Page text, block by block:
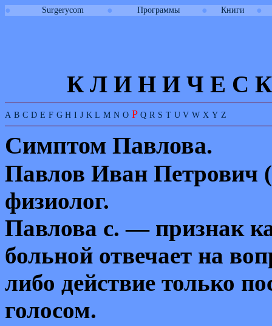
● Surgerycom ● Программы ● Книги ●
К Л И Н И Ч Е С К
A B C D E F G H I J K L M N O P Q R S T U V W X Y Z
Симптом Павлова.
Павлов Иван Петрович
физиолог.
Павлова с. — признак
больной отвечает на
либо действие только
голосом.